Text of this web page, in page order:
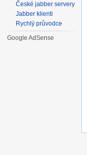
České jabber servery
Jabber klienti
Rychlý průvodce
Google AdSense